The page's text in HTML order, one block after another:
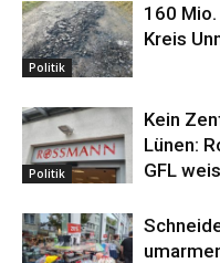
Politik
160
Kreis
Politik
Kein
Lünen:
GFL